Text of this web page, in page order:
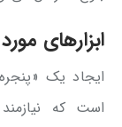
ابزارهای
ایجاد یک
است که